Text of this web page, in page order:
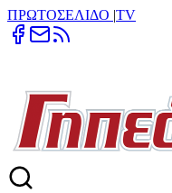
ΠΡΩΤΟΣΕΛΙΔΟ |TV